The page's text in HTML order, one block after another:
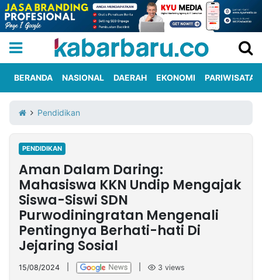
Iklan
Berita
Kami
Nasional
International
Olahraga
Entertainment
Daerah
Pariwisata
Kuliner
Kolom
Network
TREETAN
MULTIMEDIA
INDONESIA
BERANDA NASIONAL DAERAH EKONOMI PARIWISATA
Pendidikan
PENDIDIKAN
Aman Dalam Daring:
Mahasiswa KKN Undip Mengajak
Siswa-Siswi SDN
Purwodiningratan Mengenali
Pentingnya Berhati-hati Di
Jejaring Sosial
15/08/2024 3 views